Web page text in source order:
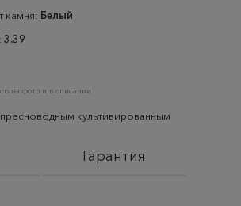
камня: Белый
3.39
на фото и в описании
культивированным
Гарантия